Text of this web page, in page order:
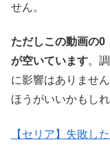
せん。
ただしこの動画の0
が空いています。
に影響はありませ
ほうがいいかもしれ
【セリア】失敗し